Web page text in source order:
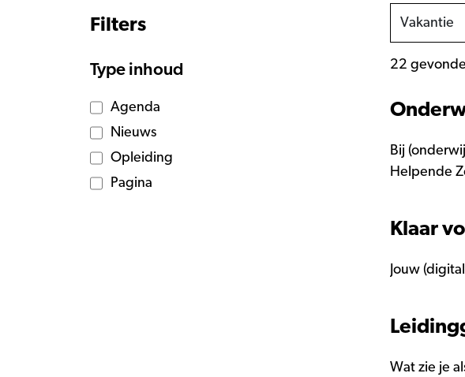
22
Bij
Helpende
Klaar
Jouw
Wat zie je
Filters
Type inhoud
Agenda
Nieuws
Opleiding
Pagina